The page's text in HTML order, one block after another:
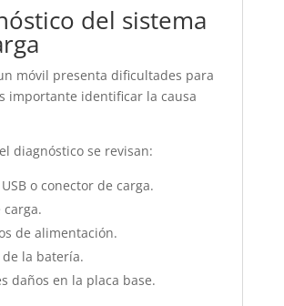
del sistema
móvil presenta dificultades para
importante identificar la causa
diagnóstico se revisan:
o conector de carga.
carga.
de alimentación.
de la batería.
daños en la placa base.